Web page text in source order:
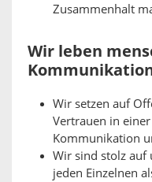
Zusammenhalt
Wir leben
Wir setzen auf
Vertrauen in
Kommunikation
Wir sind stolz auf
jeden Einzelnen